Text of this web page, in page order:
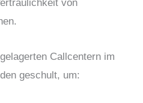
von
Callcentern im
geschult, um: